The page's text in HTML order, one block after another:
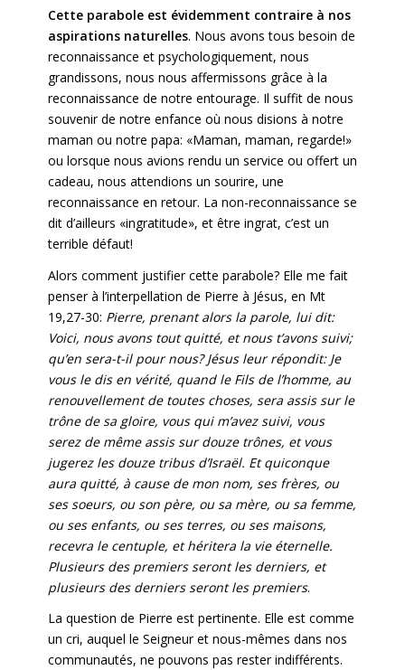
Cette parabole est évidemment contraire à nos
aspirations naturelles. Nous avons tous besoin de
reconnaissance et psychologiquement, nous
grandissons, nous nous affermissons grâce à la
reconnaissance de notre entourage. Il suffit de nous
souvenir de notre enfance où nous disions à notre
maman ou notre papa: «Maman, maman, regarde!»
ou lorsque nous avions rendu un service ou offert un
cadeau, nous attendions un sourire, une
reconnaissance en retour. La non-reconnaissance se
dit d’ailleurs «ingratitude», et être ingrat, c’est un
terrible défaut!
Alors comment justifier cette parabole? Elle me fait
penser à l’interpellation de Pierre à Jésus, en Mt
19,27-30: Pierre, prenant alors la parole, lui dit:
Voici, nous avons tout quitté, et nous t’avons suivi;
qu’en sera-t-il pour nous? Jésus leur répondit: Je
vous le dis en vérité, quand le Fils de l’homme, au
renouvellement de toutes choses, sera assis sur le
trône de sa gloire, vous qui m’avez suivi, vous
serez de même assis sur douze trônes, et vous
jugerez les douze tribus d’Israël. Et quiconque
aura quitté, à cause de mon nom, ses frères, ou
ses soeurs, ou son père, ou sa mère, ou sa femme,
ou ses enfants, ou ses terres, ou ses maisons,
recevra le centuple, et héritera la vie éternelle.
Plusieurs des premiers seront les derniers, et
plusieurs des derniers seront les premiers.
La question de Pierre est pertinente. Elle est comme
un cri, auquel le Seigneur et nous-mêmes dans nos
communautés, ne pouvons pas rester indifférents.